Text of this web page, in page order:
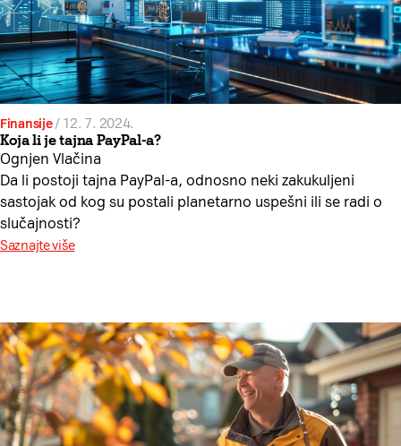
Finansije/ 12. 7. 2024.
Koja li je tajna PayPal-a?
Ognjen Vlačina
Da li postoji tajna PayPal-a, odnosno neki zakukuljeni
sastojak od kog su postali planetarno uspešni ili se radi o
slučajnosti?
Saznajte više